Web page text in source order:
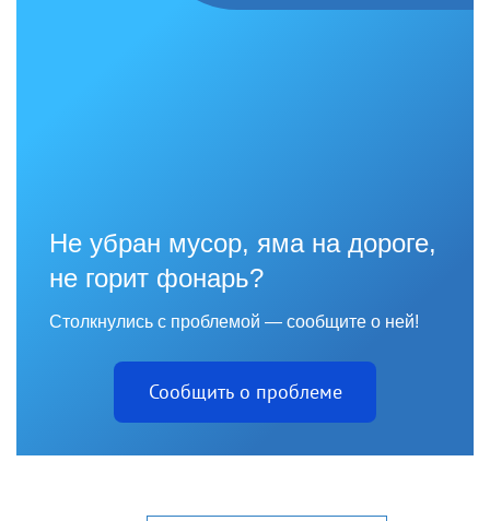
Не убран мусор, яма на дороге,
не горит фонарь?
Столкнулись с проблемой — сообщите о ней!
Сообщить о проблеме